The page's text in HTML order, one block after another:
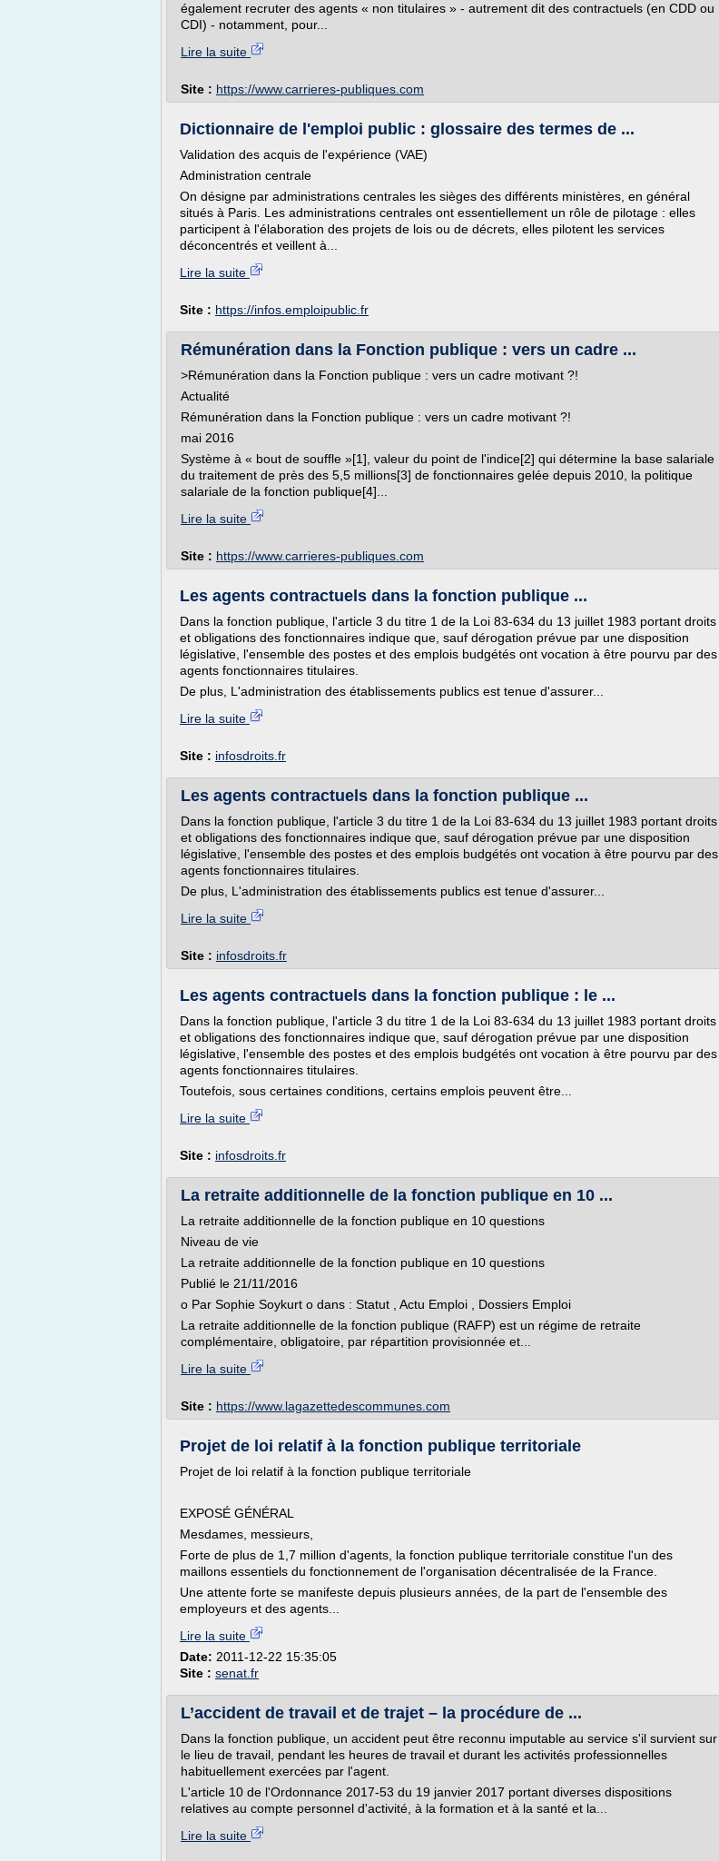
également recruter des agents « non titulaires » - autrement dit des contractuels (en CDD ou
CDI) - notamment, pour...
Lire la suite
Site : https://www.carrieres-publiques.com
Dictionnaire de l'emploi public : glossaire des termes de ...
Validation des acquis de l'expérience (VAE)
Administration centrale
On désigne par administrations centrales les sièges des différents ministères, en général
situés à Paris. Les administrations centrales ont essentiellement un rôle de pilotage : elles
participent à l'élaboration des projets de lois ou de décrets, elles pilotent les services
déconcentrés et veillent à...
Lire la suite
Site : https://infos.emploipublic.fr
Rémunération dans la Fonction publique : vers un cadre ...
>Rémunération dans la Fonction publique : vers un cadre motivant ?!
Actualité
Rémunération dans la Fonction publique : vers un cadre motivant ?!
mai 2016
Système à « bout de souffle »[1], valeur du point de l'indice[2] qui détermine la base salariale
du traitement de près des 5,5 millions[3] de fonctionnaires gelée depuis 2010, la politique
salariale de la fonction publique[4]...
Lire la suite
Site : https://www.carrieres-publiques.com
Les agents contractuels dans la fonction publique ...
Dans la fonction publique, l'article 3 du titre 1 de la Loi 83-634 du 13 juillet 1983 portant droits
et obligations des fonctionnaires indique que, sauf dérogation prévue par une disposition
législative, l'ensemble des postes et des emplois budgétés ont vocation à être pourvu par des
agents fonctionnaires titulaires.
De plus, L'administration des établissements publics est tenue d'assurer...
Lire la suite
Site : infosdroits.fr
Les agents contractuels dans la fonction publique ...
Dans la fonction publique, l'article 3 du titre 1 de la Loi 83-634 du 13 juillet 1983 portant droits
et obligations des fonctionnaires indique que, sauf dérogation prévue par une disposition
législative, l'ensemble des postes et des emplois budgétés ont vocation à être pourvu par des
agents fonctionnaires titulaires.
De plus, L'administration des établissements publics est tenue d'assurer...
Lire la suite
Site : infosdroits.fr
Les agents contractuels dans la fonction publique : le ...
Dans la fonction publique, l'article 3 du titre 1 de la Loi 83-634 du 13 juillet 1983 portant droits
et obligations des fonctionnaires indique que, sauf dérogation prévue par une disposition
législative, l'ensemble des postes et des emplois budgétés ont vocation à être pourvu par des
agents fonctionnaires titulaires.
Toutefois, sous certaines conditions, certains emplois peuvent être...
Lire la suite
Site : infosdroits.fr
La retraite additionnelle de la fonction publique en 10 ...
La retraite additionnelle de la fonction publique en 10 questions
Niveau de vie
La retraite additionnelle de la fonction publique en 10 questions
Publié le 21/11/2016
o Par Sophie Soykurt o dans : Statut , Actu Emploi , Dossiers Emploi
La retraite additionnelle de la fonction publique (RAFP) est un régime de retraite
complémentaire, obligatoire, par répartition provisionnée et...
Lire la suite
Site : https://www.lagazettedescommunes.com
Projet de loi relatif à la fonction publique territoriale
Projet de loi relatif à la fonction publique territoriale
EXPOSÉ GÉNÉRAL
Mesdames, messieurs,
Forte de plus de 1,7 million d'agents, la fonction publique territoriale constitue l'un des
maillons essentiels du fonctionnement de l'organisation décentralisée de la France.
Une attente forte se manifeste depuis plusieurs années, de la part de l'ensemble des
employeurs et des agents...
Lire la suite
Date: 2011-12-22 15:35:05
Site : senat.fr
L’accident de travail et de trajet – la procédure de ...
Dans la fonction publique, un accident peut être reconnu imputable au service s'il survient sur
le lieu de travail, pendant les heures de travail et durant les activités professionnelles
habituellement exercées par l'agent.
L'article 10 de l'Ordonnance 2017-53 du 19 janvier 2017 portant diverses dispositions
relatives au compte personnel d'activité, à la formation et à la santé et la...
Lire la suite